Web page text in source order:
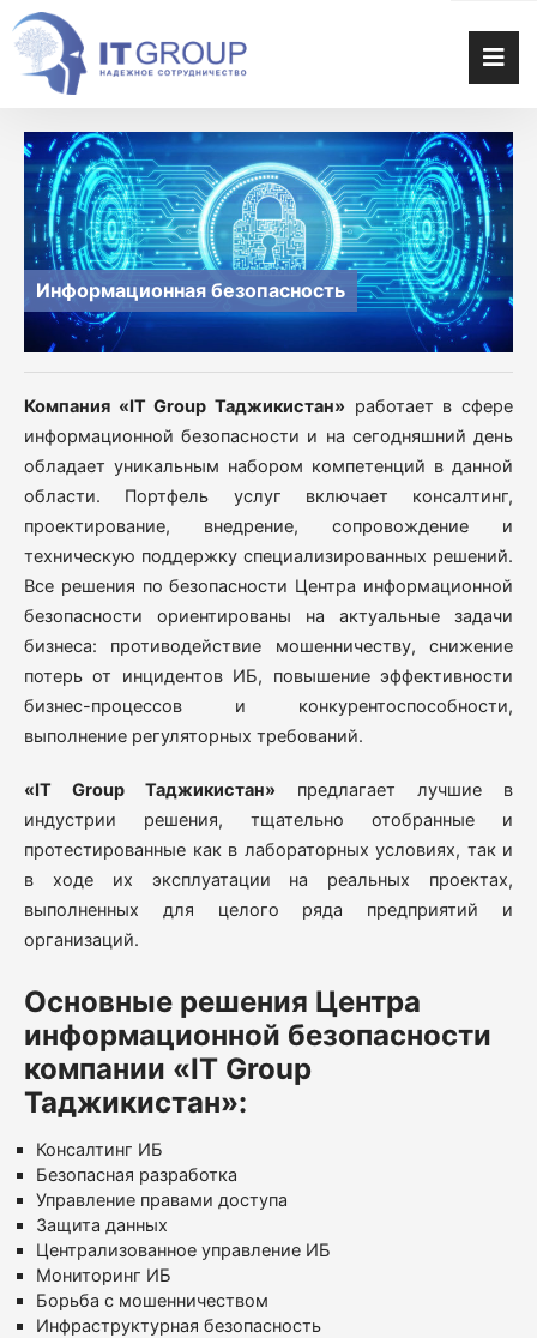
Перейти
содержимому
Информационная безопасность
Компания «IT Group Таджикистан» работает в сфере
информационной безопасности и на сегодняшний день
обладает уникальным набором компетенций в данной
области. Портфель услуг включает консалтинг,
проектирование, внедрение, сопровождение и
техническую поддержку специализированных решений.
Все решения по безопасности Центра информационной
безопасности ориентированы на актуальные задачи
бизнеса: противодействие мошенничеству, снижение
потерь от инцидентов ИБ, повышение эффективности
бизнес-процессов и конкурентоспособности,
выполнение регуляторных требований.
«IT Group Таджикистан» предлагает лучшие в
индустрии решения, тщательно отобранные и
протестированные как в лабораторных условиях, так и
в ходе их эксплуатации на реальных проектах,
выполненных для целого ряда предприятий и
организаций.
Основные решения Центра
информационной безопасности
компании «IT Group
Таджикистан»:
Консалтинг ИБ
Безопасная разработка
Управление правами доступа
Защита данных
Централизованное управление ИБ
Мониторинг ИБ
Борьба с мошенничеством
Инфраструктурная безопасность